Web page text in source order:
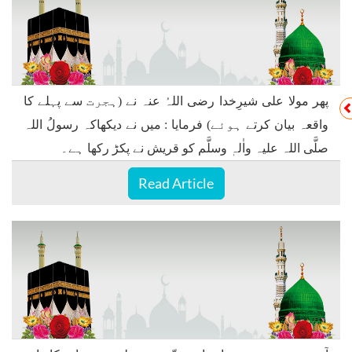
پھر مولا علی شیرِخدا رضی اللہُ عنہ نے (ہجرت سے پہلے کا
واقعہ بیان کرتے ہوئے) فرمایا : میں نے دیکھاکہ رسولُ اللہ
صلَّی اللہ علیہ واٰلہٖ وسلَّم کو قریش نے پکڑ رکھا ہے۔
Read Article